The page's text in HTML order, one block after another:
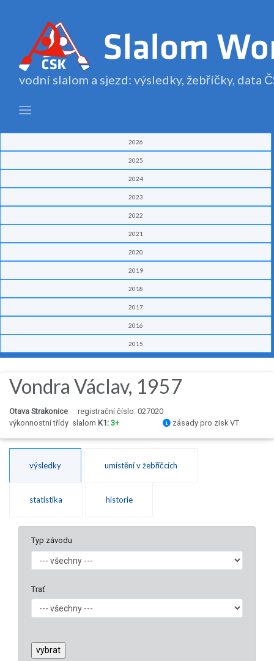
vodní slalom a sjezd: výsledky, žebříčky, data
2026
2025
2024
2023
2022
2021
2020
2019
2018
2017
2016
2015
Vondra Václav, 1957
Otava Strakonice
registrační číslo: 027020
výkonnostní třídy slalom K1: 3+ zásady pro zisk VT
výsledky umístění v žebříčcích
statistika historie
Typ závodu
Trať